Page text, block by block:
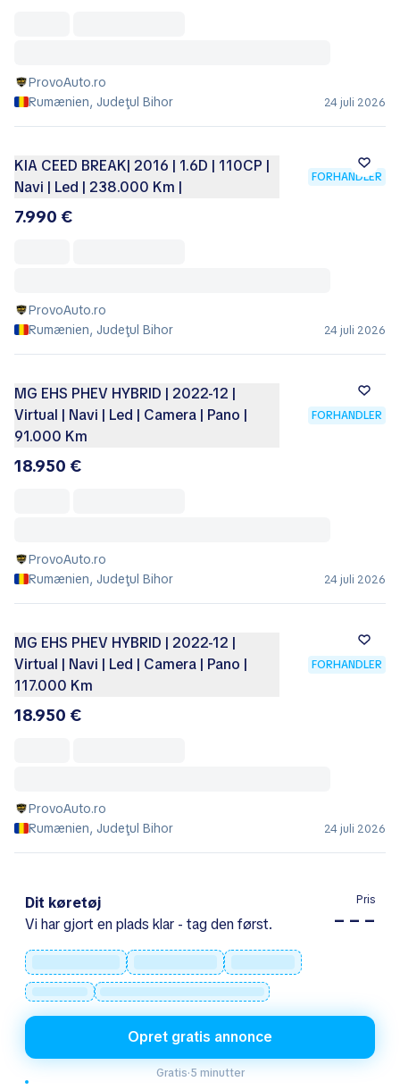
ProvoAuto.ro
Rumænien, Judeţul Bihor
24 juli 2026
KIA CEED BREAK| 2016 | 1.6D | 110CP |
Navi | Led | 238.000 Km |
FORHANDLER
7.990 €
ProvoAuto.ro
Rumænien, Judeţul Bihor
24 juli 2026
MG EHS PHEV HYBRID | 2022-12 |
Virtual | Navi | Led | Camera | Pano |
91.000 Km
FORHANDLER
18.950 €
ProvoAuto.ro
Rumænien, Judeţul Bihor
24 juli 2026
MG EHS PHEV HYBRID | 2022-12 |
Virtual | Navi | Led | Camera | Pano |
117.000 Km
FORHANDLER
18.950 €
ProvoAuto.ro
Rumænien, Judeţul Bihor
24 juli 2026
Dit køretøj
Vi har gjort en plads klar - tag den først.
Pris
– – –
Opret gratis annonce
Gratis·5 minutter